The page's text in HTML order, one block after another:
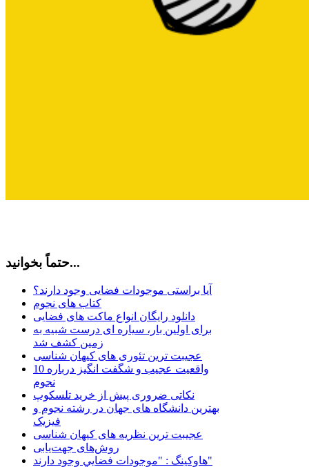
حتماً بخوانید...
آیا براستی موجودات فضایی وجود دارند؟
کتاب های نجوم
دانلود رایگان انواع ماکت های فضایی
برای اولین بار، سیاره ای درست شبیه به
زمین کشف شد
عجیبت ترین تئوری های کیهان شناسی
10 واقعیت عجیب و شگفت انگیز درباره
نجوم
نکاتی ضروری پیش از خرید تلسکوپ
بهترین دانشگاه های جهان در رشته نجوم و
فیزیک
عجیبت ترین نظریه های کیهان شناسی
روش‌های جهت‌یابی
هاوكينگ : "موجودات فضايي وجود دارند"